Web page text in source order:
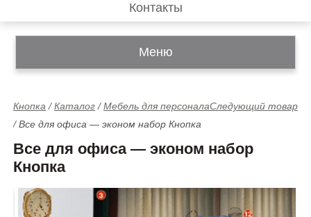
Контакты
Меню
Следующий товар
Кнопка /Каталог /Мебель для персонала
/Все для офиса — эконом набор Кнопка
Все для офиса — эконом набор
Кнопка